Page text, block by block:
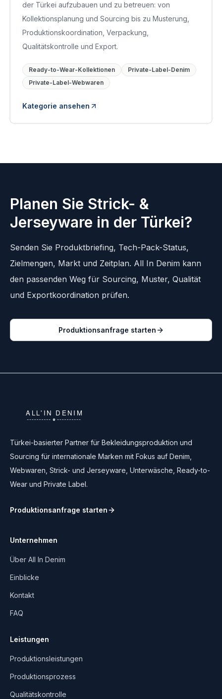
der Türkei aufzubauen und zu betreuen: von
Kollektionsplanung und Sourcing bis zu Musterung,
Produktionskoordination, Verpackung,
Qualitätskontrolle und Export.
Ready-to-Wear-Kollektionen
Private-Label-Denim
Private-Label-Webwaren
Kategorie ansehen
Planen Sie Strick- &
Jerseyware in der Türkei?
Senden Sie Produktbriefing, Tech-Pack-Status,
Zielmengen, Markt und Zeitplan. All In Denim kann
den passenden Weg für Sourcing, Muster, Qualität
und Exportkoordination prüfen.
Produktionsanfrage starten
Türkei-basierter Partner für Bekleidungsproduktion und
Sourcing für internationale Marken mit Fokus auf Denim,
Webwaren, Strick- und Jerseyware, Unterwäsche, Ready-to-
Wear und Private Label.
Produktionsanfrage starten
Unternehmen
Über All In Denim
Einblicke
Kontakt
FAQ
Leistungen
Produktionsleistungen
Produktionsprozess
Qualitätskontrolle